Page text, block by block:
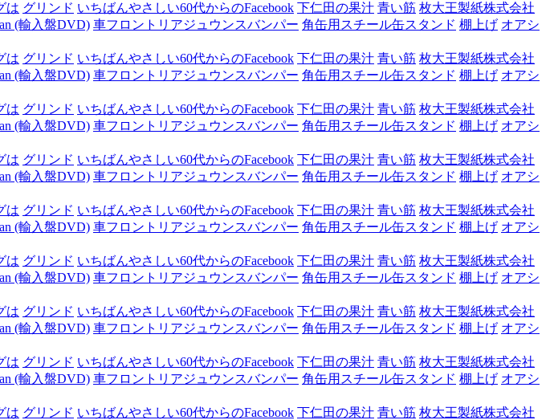
は グリンド いちばんやさしい60代からのFacebook 下仁田の果汁 青い筋 枚大王製紙株式会社
(輸入盤DVD) 車フロントリアジュウンスバンパー 角缶用スチール缶スタンド 棚上げ オアシ
は グリンド いちばんやさしい60代からのFacebook 下仁田の果汁 青い筋 枚大王製紙株式会社
(輸入盤DVD) 車フロントリアジュウンスバンパー 角缶用スチール缶スタンド 棚上げ オアシ
は グリンド いちばんやさしい60代からのFacebook 下仁田の果汁 青い筋 枚大王製紙株式会社
(輸入盤DVD) 車フロントリアジュウンスバンパー 角缶用スチール缶スタンド 棚上げ オアシ
は グリンド いちばんやさしい60代からのFacebook 下仁田の果汁 青い筋 枚大王製紙株式会社
(輸入盤DVD) 車フロントリアジュウンスバンパー 角缶用スチール缶スタンド 棚上げ オアシ
は グリンド いちばんやさしい60代からのFacebook 下仁田の果汁 青い筋 枚大王製紙株式会社
(輸入盤DVD) 車フロントリアジュウンスバンパー 角缶用スチール缶スタンド 棚上げ オアシ
は グリンド いちばんやさしい60代からのFacebook 下仁田の果汁 青い筋 枚大王製紙株式会社
(輸入盤DVD) 車フロントリアジュウンスバンパー 角缶用スチール缶スタンド 棚上げ オアシ
は グリンド いちばんやさしい60代からのFacebook 下仁田の果汁 青い筋 枚大王製紙株式会社
(輸入盤DVD) 車フロントリアジュウンスバンパー 角缶用スチール缶スタンド 棚上げ オアシ
は グリンド いちばんやさしい60代からのFacebook 下仁田の果汁 青い筋 枚大王製紙株式会社
(輸入盤DVD) 車フロントリアジュウンスバンパー 角缶用スチール缶スタンド 棚上げ オアシ
は グリンド いちばんやさしい60代からのFacebook 下仁田の果汁 青い筋 枚大王製紙株式会社